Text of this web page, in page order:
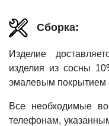
Сборка:
Изделие
изделия из сосны
эмалевым покрытием
Все необходимые
телефонам,